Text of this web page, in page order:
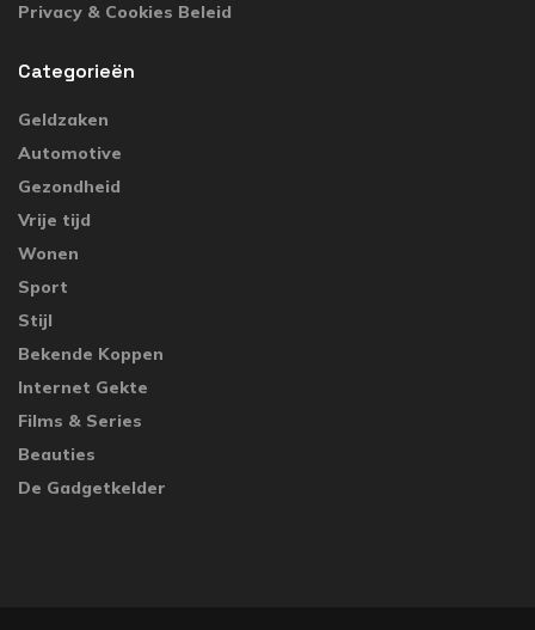
Privacy & Cookies Beleid
Categorieën
Geldzaken
Automotive
Gezondheid
Vrije tijd
Wonen
Sport
Stijl
Bekende Koppen
Internet Gekte
Films & Series
Beauties
De Gadgetkelder